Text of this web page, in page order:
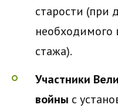
старости (при
необходимого
стажа).
Участники
войны с